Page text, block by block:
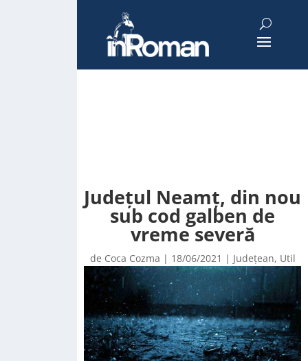
Județul Neamț, din nou
sub cod galben de
vreme severă
de Coca Cozma | 18/06/2021 | Județean, Util